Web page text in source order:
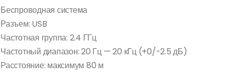
Беспроводная система
Разъем: USB
Частотная группа: 2.4 ГГц
Частотный диапазон: 20 Гц — 20 кГц (+0/-2.5 дБ)
Расстояние: максимум 80 м